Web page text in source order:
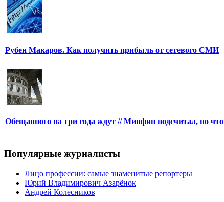
Рубен Макаров. Как получить прибыль от сетевого СМИ
Обещанного на три года ждут // Минфин подсчитал, во что
Популярные журналисты
Лицо профессии: самые знаменитые репортеры
Юрий Владимирович Азарёнок
Андрей Колесников